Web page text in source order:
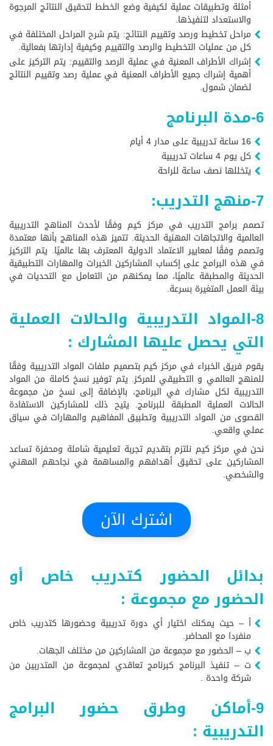
أمثلة وتطبيقات عملية لكيفية وضع الخطط لتحقيق النتائج المرجوة
والاستعداد لتنفيذها.
مراحل تخطيط ورصد وتقييم النتائج: يتم شرح المراحل المختلفة في
كل من عمليات التخطيط والرصد والتقييم وكيفية إدارتها بفعالية.
إشراك الأطراف المعنية في عملية الرصد والتقييم: يتم التركيز على
أهمية إشراك جميع الأطراف المعنية في عملية رصد وتقييم النتائج
لضمان شمول.
6-مدة البرنامج
16 ساعة تدريبية على مدار 4 أيام
كل يوم 4 ساعات تدريبية
يتخللها نصف ساعة للراحة
7-منهج التدريب:
تصمم برامج التدريب في مركز كيم وفقًا لأحدث المناهج التدريبية
العالمية والاتجاهات المهنية الحديثة. تتميز هذه المناهج بأنها معتمدة
وتصمم وفقًا لمعايير الاعتماد الدولية المعترف بها عالميًا. يتم التركيز
في هذه البرامج على إكساب المشاركين الخبرات والمهارات التطبيقية
الحديثة والمطبقة عالميًا، مما يمكنهم من التعامل مع التحديات في
بيئة العمل المتغيرة بسرعة.
8-المواد التدريبية والحالات العملية
التي يحصل عليها المشارك :
يقوم فريق الخبراء في مركز كيم بتصميم ملفات المواد التدريبية وفقًا
للمنهج العالمي و التطبيقي للمركز. يتم توفير نسخ كاملة من المواد
التدريبية لكل مشارك في البرنامج، بالإضافة إلى نسخ من مجموعة
الحالات العملية المطبقة للبرنامج. يتيح ذلك للمشاركين الاستفادة
القصوى من المواد التدريبية وتطبيق المفاهيم والمهارات في سياق
عملي واقعي.
نحن في مركز كيم نلتزم بتقديم تجربة تعليمية شاملة ومحفزة تساعد
المشاركين على تحقيق أهدافهم والمساهمة في نجاحهم المهني
والشخصي.
اشترك الآن
بدائل الحضور كتدريب خاص أو
الحضور مع مجموعة :
أ – حيث يمكنك اختيار أي دورة تدريبية وحضورها كتدريب خاص
منفردا مع المحاضر.
ب – الحضور مع مجموعة من المشاركين من مختلف الجهات.
ت – تنفيذ البرنامج كبرنامج تعاقدي لمجموعة من المتدربين من
شركة واحدة .
9-أماكن وطرق حضور البرامج
التدريبية :